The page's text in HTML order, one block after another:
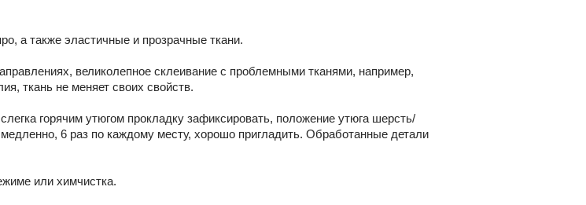
а также эластичные и прозрачные ткани.
великолепное склеивание с проблемными тканями, например,
ткань не меняет своих свойств.
горячим утюгом прокладку зафиксировать, положение утюга шерсть/
6 раз по каждому месту, хорошо пригладить. Обработанные детали
или химчистка.